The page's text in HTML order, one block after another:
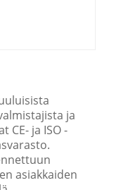
ja
CE- ja ISO -
asiakkaiden